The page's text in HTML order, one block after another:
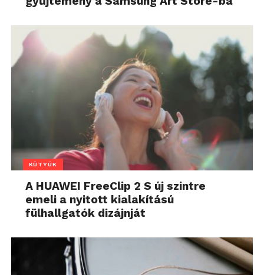
KÜTYÜK
A HUAWEI FreeClip 2 S új szintre
emeli a nyitott kialakítású
fülhallgatók dizájnját